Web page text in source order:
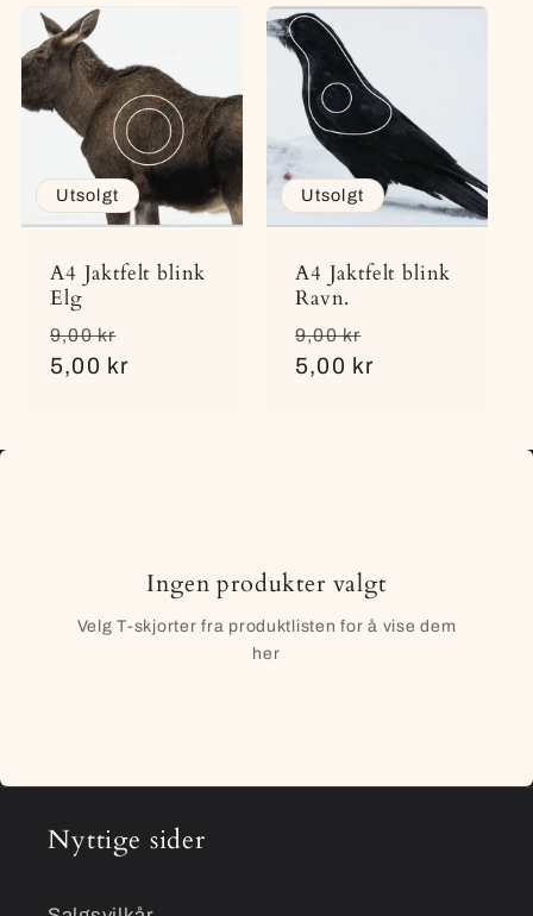
Utsolgt
A4 Jaktfelt blink
Elg
Vanlig
pris
9,00 kr
5,00 kr
Utsolgt
A4 Jaktfelt blink
Ravn.
Vanlig
pris
9,00 kr
5,00 kr
Ingen produkter valgt
Velg T-skjorter fra produktlisten for å vise dem
her
Nyttige sider